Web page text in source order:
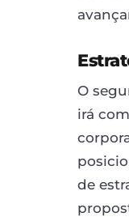
O
irá
de